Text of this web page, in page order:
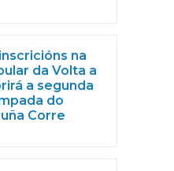
na
da Volta a
a segunda
do
Corre